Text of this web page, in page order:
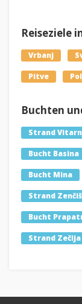
Reiseziele
Vrbanj
Pitve
Buchten
Strand
Bucht Basina
Bucht Mina
Strand
Bucht
Strand Zečija